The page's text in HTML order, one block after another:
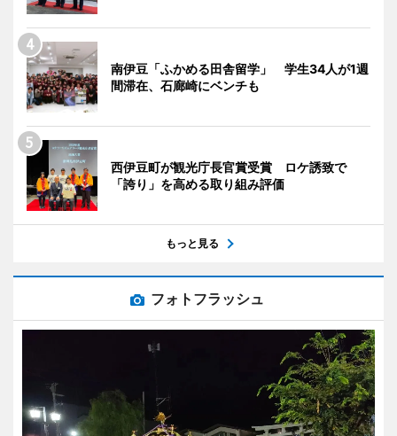
南伊豆「ふかめる田舎留学」 学生34人が1週
間滞在、石廊崎にベンチも
西伊豆町が観光庁長官賞受賞 ロケ誘致で
「誇り」を高める取り組み評価
もっと見る
フォトフラッシュ